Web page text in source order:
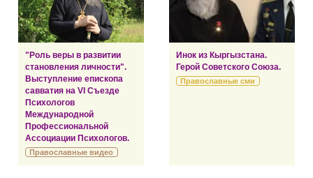
"Роль веры в развитии
становления личности".
Выступление епископа
савватия на VI Съезде
Психологов
Международной
Профессиональной
Ассоциации Психологов.
Православные видео
Инок из Кыргызстана.
Герой Советского Союза.
Православные сми